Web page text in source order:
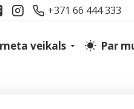
+371 66 444 333
veikals Par